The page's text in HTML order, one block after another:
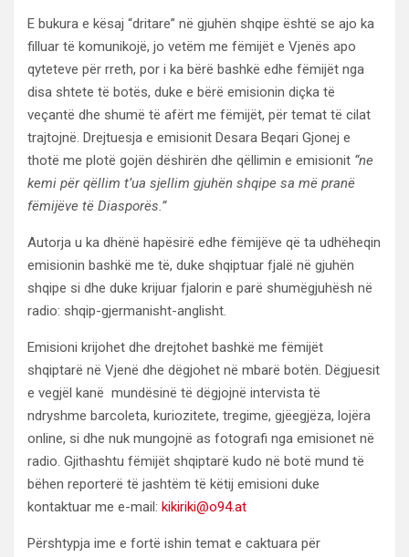
E bukura e kësaj “dritare” në gjuhën shqipe është se ajo ka
filluar të komunikojë, jo vetëm me fëmijët e Vjenës apo
qyteteve për rreth, por i ka bërë bashkë edhe fëmijët nga
disa shtete të botës, duke e bërë emisionin diçka të
veçantë dhe shumë të afërt me fëmijët, për temat të cilat
trajtojnë. Drejtuesja e emisionit Desara Beqari Gjonej e
thotë me plotë gojën dëshirën dhe qëllimin e emisionit “ne
kemi për qëllim t’ua sjellim gjuhën shqipe sa më pranë
fëmijëve të Diasporës.”
Autorja u ka dhënë hapësirë edhe fëmijëve që ta udhëheqin
emisionin bashkë me të, duke shqiptuar fjalë në gjuhën
shqipe si dhe duke krijuar fjalorin e parë shumëgjuhësh në
radio: shqip-gjermanisht-anglisht.
Emisioni krijohet dhe drejtohet bashkë me fëmijët
shqiptarë në Vjenë dhe dëgjohet në mbarë botën. Dëgjuesit
e vegjël kanë mundësinë të dëgjojnë intervista të
ndryshme barcoleta, kuriozitete, tregime, gjëegjëza, lojëra
online, si dhe nuk mungojnë as fotografi nga emisionet në
radio. Gjithashtu fëmijët shqiptarë kudo në botë mund të
bëhen reporterë të jashtëm të këtij emisioni duke
kontaktuar me e-mail: kikiriki@o94.at
Përshtypja ime e fortë ishin temat e caktuara për